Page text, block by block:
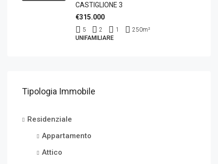
CASTIGLIONE 3
€315.000
5 2 1 250m²
UNIFAMILIARE
Tipologia Immobile
Residenziale
Appartamento
Attico